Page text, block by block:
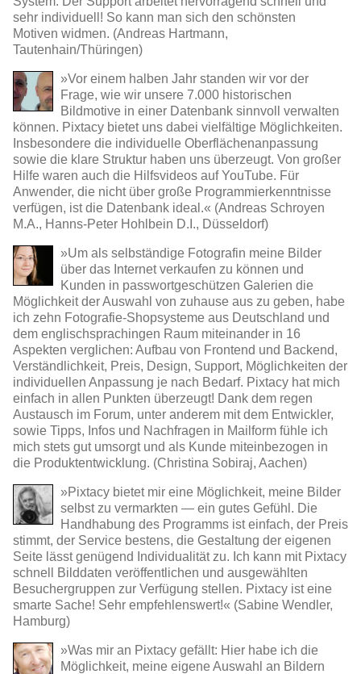
sehr individuell! So kann man sich den schönsten
Motiven widmen. (Andreas Hartmann,
Tautenhain/Thüringen)
»Vor einem halben Jahr standen wir vor der
Frage, wie wir unsere 7.000 historischen
Bildmotive in einer Datenbank sinnvoll verwalten
können. Pixtacy bietet uns dabei vielfältige Möglichkeiten.
Insbesondere die individuelle Oberflächenanpassung
sowie die klare Struktur haben uns überzeugt. Von großer
Hilfe waren auch die Hilfsvideos auf YouTube. Für
Anwender, die nicht über große Programmierkenntnisse
verfügen, ist die Datenbank ideal.« (Andreas Schroyen
M.A., Hanns-Peter Hohlbein D.I., Düsseldorf)
»Um als selbständige Fotografin meine Bilder
über das Internet verkaufen zu können und
Kunden in passwortgeschützen Galerien die
Möglichkeit der Auswahl von zuhause aus zu geben, habe
ich zehn Fotografie-Shopsysteme aus Deutschland und
dem englischsprachingen Raum miteinander in 16
Aspekten verglichen: Aufbau von Frontend und Backend,
Verständlichkeit, Preis, Design, Support, Möglichkeiten der
individuellen Anpassung je nach Bedarf. Pixtacy hat mich
einfach in allen Punkten überzeugt! Dank dem regen
Austausch im Forum, unter anderem mit dem Entwickler,
sowie Tipps, Infos und Nachfragen in Mailform fühle ich
mich stets gut umsorgt und als Kunde miteinbezogen in
die Produktentwicklung. (Christina Sobiraj, Aachen)
»Pixtacy bietet mir eine Möglichkeit, meine Bilder
selbst zu vermarkten — ein gutes Gefühl. Die
Handhabung des Programms ist einfach, der Preis
stimmt, der Service bestens, die Gestaltung der eigenen
Seite lässt genügend Individualität zu. Ich kann mit Pixtacy
schnell Bilddaten veröffentlichen und ausgewählten
Besuchergruppen zur Verfügung stellen. Pixtacy ist eine
smarte Sache! Sehr empfehlenswert!« (Sabine Wendler,
Hamburg)
»Was mir an Pixtacy gefällt: Hier habe ich die
Möglichkeit, meine eigene Auswahl an Bildern